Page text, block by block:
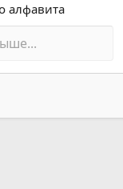
алфавита